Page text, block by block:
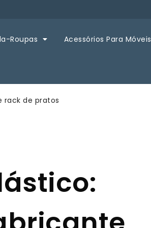
Roupas Acessórios Para Móveis
rack de pratos